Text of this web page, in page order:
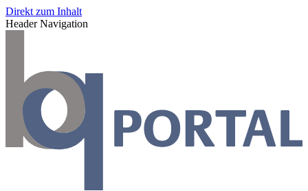
Direkt zum Inhalt
Header Navigation